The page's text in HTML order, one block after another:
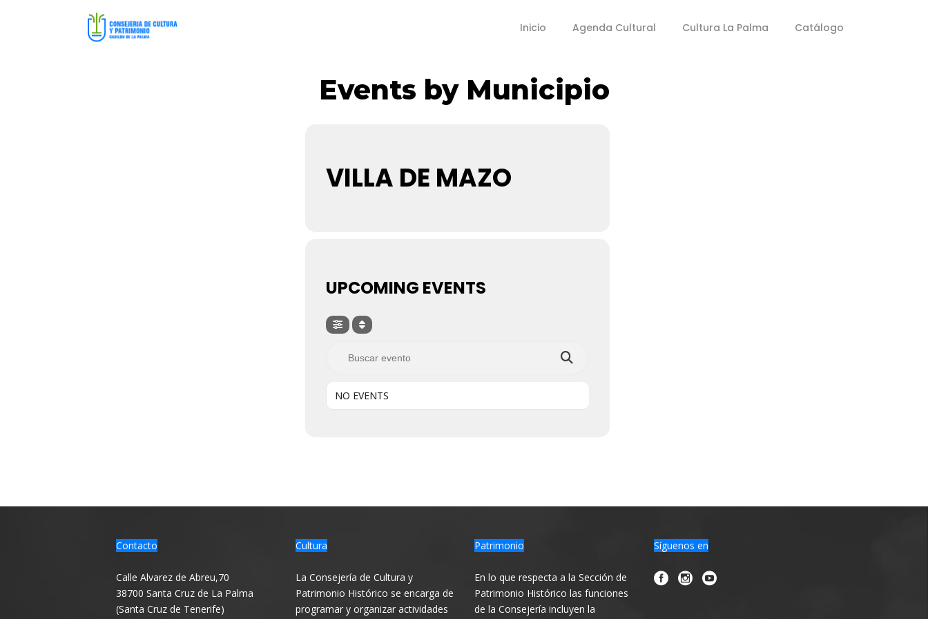
Inicio Agenda Cultural Cultura La Palma Catálogo
Events by Municipio
VILLA DE MAZO
UPCOMING EVENTS
NO EVENTS
Contacto
Calle Alvarez de Abreu,70
38700 Santa Cruz de La Palma
(Santa Cruz de Tenerife)
Cultura
La Consejería de Cultura y
Patrimonio Histórico se encarga de
programar y organizar actividades
Patrimonio
En lo que respecta a la Sección de
Patrimonio Histórico las funciones
de la Consejería incluyen la
Síguenos en